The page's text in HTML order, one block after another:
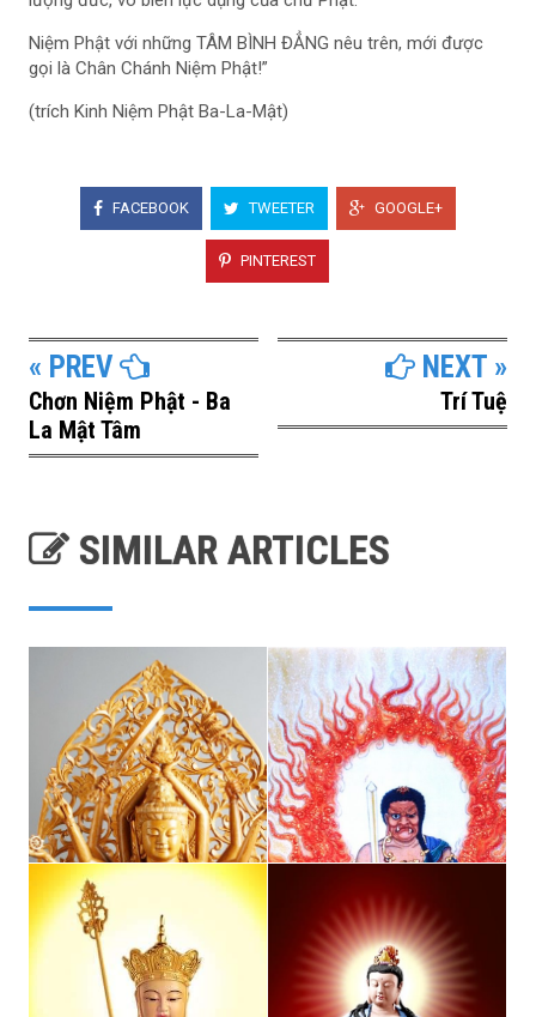
Niệm Phật với những TÂM BÌNH ĐẲNG nêu trên, mới được
gọi là Chân Chánh Niệm Phật!”
(trích Kinh Niệm Phật Ba-La-Mật)
FACEBOOK TWEETER GOOGLE+
PINTEREST
« PREV
Chơn Niệm Phật - Ba
La Mật Tâm
NEXT »
Trí Tuệ
SIMILAR ARTICLES